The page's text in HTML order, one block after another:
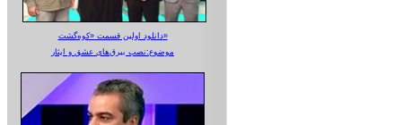
دانلود اولین قسمت «کوه‌گشت»
موضوع:نصب بیرق‌های عشق و ایثار